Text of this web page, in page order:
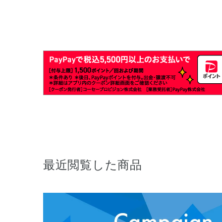
最近閲覧した商品